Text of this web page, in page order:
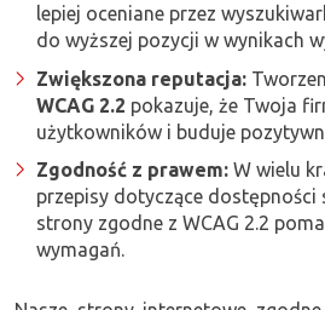
lepiej oceniane przez
do wyższej pozycji w wynikach
Zwiększona reputacja:
WCAG 2.2 pokazuje, że Twoja
użytkowników i buduje
Zgodność z prawem: W wielu
przepisy dotyczące
strony zgodne z WCAG 2.2
wymagań.